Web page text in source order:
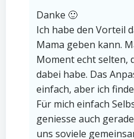
Danke 🙂
Ich habe den Vorteil
Mama geben kann.
Moment echt selten,
dabei habe. Das
einfach, aber ich
Für mich einfach
geniesse auch
uns soviele